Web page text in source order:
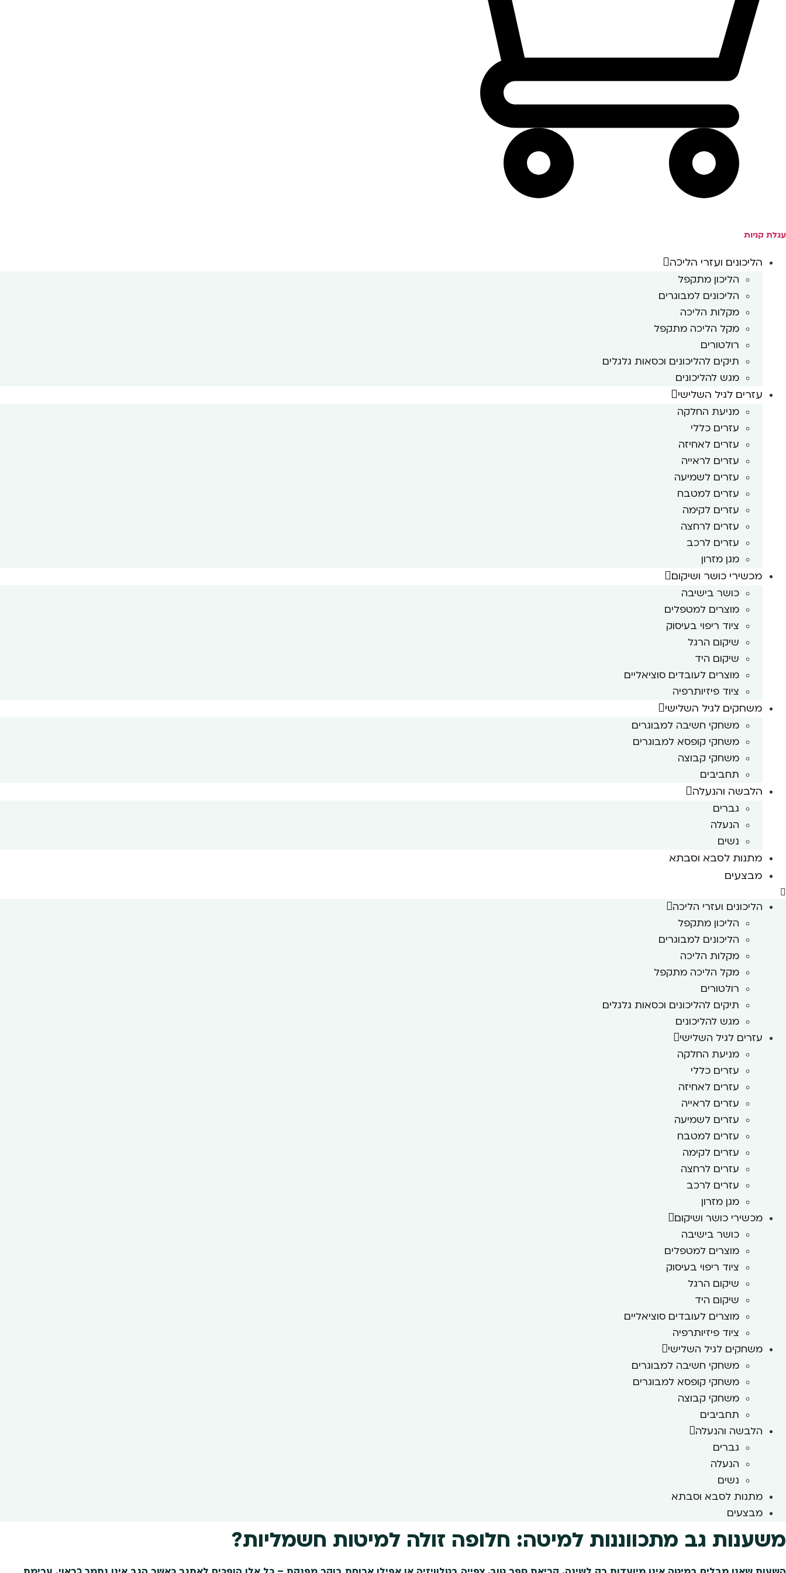
עגלת קניות
הליכונים ועזרי הליכה
הליכון מתקפל
הליכונים למבוגרים
מקלות הליכה
מקל הליכה מתקפל
רולטורים
תיקים להליכונים וכסאות גלגלים
מגש להליכונים
עזרים לגיל השלישי
מניעת החלקה
עזרים כללי
עזרים לאחיזה
עזרים לראייה
עזרים לשמיעה
עזרים למטבח
עזרים לקימה
עזרים לרחצה
עזרים לרכב
מגן מזרון
מכשירי כושר ושיקום
כושר בישיבה
מוצרים למטפלים
ציוד ריפוי בעיסוק
שיקום הרגל
שיקום היד
מוצרים לעובדים סוציאליים
ציוד פיזיותרפיה
משחקים לגיל השלישי
משחקי חשיבה למבוגרים
משחקי קופסא למבוגרים
משחקי קבוצה
תחביבים
הלבשה והנעלה
גברים
הנעלה
נשים
מתנות לסבא וסבתא
מבצעים
הליכונים ועזרי הליכה
הליכון מתקפל
הליכונים למבוגרים
מקלות הליכה
מקל הליכה מתקפל
רולטורים
תיקים להליכונים וכסאות גלגלים
מגש להליכונים
עזרים לגיל השלישי
מניעת החלקה
עזרים כללי
עזרים לאחיזה
עזרים לראייה
עזרים לשמיעה
עזרים למטבח
עזרים לקימה
עזרים לרחצה
עזרים לרכב
מגן מזרון
מכשירי כושר ושיקום
כושר בישיבה
מוצרים למטפלים
ציוד ריפוי בעיסוק
שיקום הרגל
שיקום היד
מוצרים לעובדים סוציאליים
ציוד פיזיותרפיה
משחקים לגיל השלישי
משחקי חשיבה למבוגרים
משחקי קופסא למבוגרים
משחקי קבוצה
תחביבים
הלבשה והנעלה
גברים
הנעלה
נשים
מתנות לסבא וסבתא
מבצעים
משענות גב מתכווננות למיטה: חלופה זולה למיטות חשמליות?